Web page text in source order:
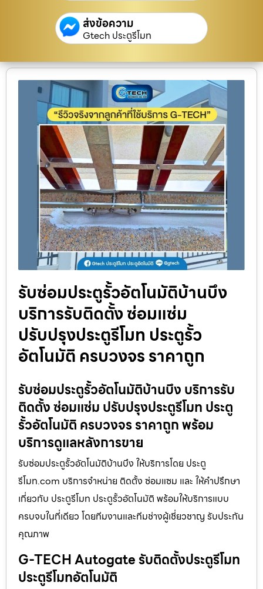
ส่งข้อความ
Gtech ประตูรีโมท
รับซ่อมประตูรั้วอัตโนมัติบ้านบึง
บริการรับติดตั้ง ซ่อมแซ่ม
ปรับปรุงประตูรีโมท ประตูรั้ว
อัตโนมัติ ครบวงจร ราคาถูก
รับซ่อมประตูรั้วอัตโนมัติบ้านบึง บริการรับ
ติดตั้ง ซ่อมแซ่ม ปรับปรุงประตูรีโมท ประตู
รั้วอัตโนมัติ ครบวงจร ราคาถูก พร้อม
บริการดูแลหลังการขาย
รับซ่อมประตูรั้วอัตโนมัติบ้านบึง ให้บริการโดย ประตู
รีโมท.com บริการจำหน่าย ติดตั้ง ซ่อมแซม และ ให้คำปรึกษา
เกี่ยวกับ ประตูรีโมท ประตูรั้วอัตโนมัติ พร้อมให้บริการแบบ
ครบจบในที่เดียว โดยทีมงานและทีมช่างผู้เชี่ยวชาญ รับประกัน
คุณภาพ
G-TECH Autogate รับติดตั้งประตูรีโมท
ประตูรีโมทอัตโนมัติ